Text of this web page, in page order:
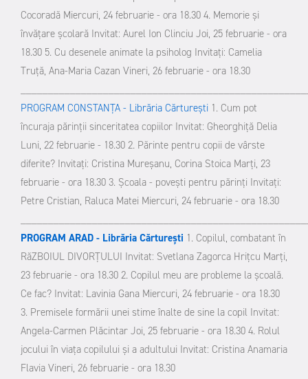
Cocoradă Miercuri, 24 februarie - ora 18.30 4. Memorie şi
învăţare şcolară Invitat: Aurel Ion Clinciu Joi, 25 februarie - ora
18.30 5. Cu desenele animate la psiholog Invitaţi: Camelia
Truţă, Ana-Maria Cazan Vineri, 26 februarie - ora 18.30
PROGRAM CONSTANŢA - Librăria Cărtureşti 1. Cum pot
încuraja părinţii sinceritatea copiilor Invitat: Gheorghiţă Delia
Luni, 22 februarie - 18.30 2. Părinte pentru copii de vârste
diferite? Invitaţi: Cristina Mureşanu, Corina Stoica Marţi, 23
februarie - ora 18.30 3. Şcoala - poveşti pentru părinţi Invitaţi:
Petre Cristian, Raluca Matei Miercuri, 24 februarie - ora 18.30
PROGRAM ARAD - Librăria Cărtureşti 1. Copilul, combatant în
RăZBOIUL DIVORŢULUI Invitat: Svetlana Zagorca Hriţcu Marţi,
23 februarie - ora 18.30 2. Copilul meu are probleme la şcoală.
Ce fac? Invitat: Lavinia Gana Miercuri, 24 februarie - ora 18.30
3. Premisele formării unei stime înalte de sine la copil Invitat:
Angela-Carmen Plăcintar Joi, 25 februarie - ora 18.30 4. Rolul
jocului în viaţa copilului şi a adultului Invitat: Cristina Anamaria
Flavia Vineri, 26 februarie - ora 18.30